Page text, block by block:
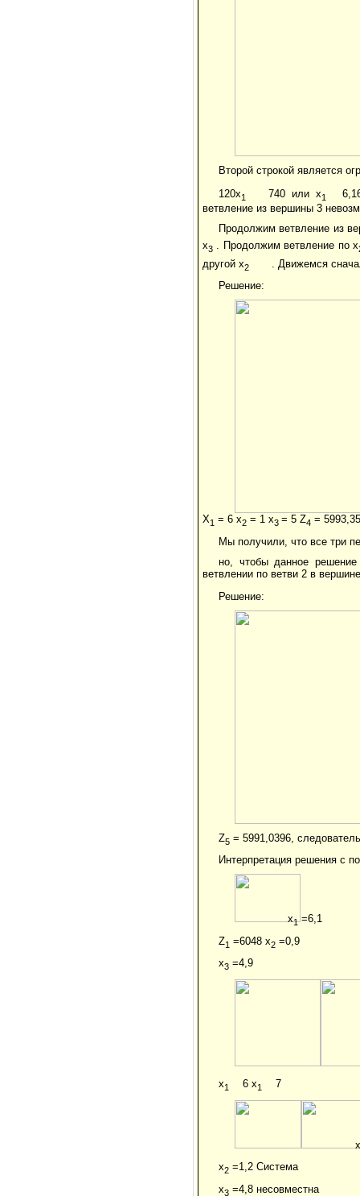
Второй строкой является
120x1 740 или x1
ветвление из вершины 3
Продолжим ветвление из
x3 . Продолжим ветвление по x
другой x2
. Движемся
Решение:
X1 = 6 x2 = 1 x3 = 5 Z4 =
Мы получили, что все три
но, чтобы данное
ветвлении по ветви 2 в
Решение:
Z5 = 5991,0396,
Интерпретация решения с
x1=6,1
Z1 =6048 x2 =0,9
x3 =4,9
x1 6 x1 7
x
x2 =1,2 Система
x3 =4,8 несовместна